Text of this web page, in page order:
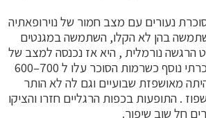
נעורים עם מצב חמור של נוירופאתיה
בהן לא הקלו, השתמשה במגנטים
נורמלית , היא אז נכנסה למצב של
חמצת שהוא סיבוך סוכרתי נוסף כשרמות הסוכר עלו ל 700–600
מאושפזת שבועיים וגם לה לא הותר
. התופעות בכפות הרגליים חזרו והציקו
חל שוב שיפור.